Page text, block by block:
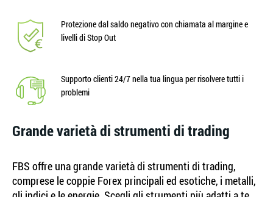
Protezione dal saldo negativo con chiamata al margine e
livelli di Stop Out
Supporto clienti 24/7 nella tua lingua per risolvere tutti i
problemi
Grande varietà di strumenti di trading
FBS offre una grande varietà di strumenti di trading,
comprese le coppie Forex principali ed esotiche, i metalli,